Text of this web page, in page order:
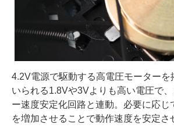
4.2V電源で駆動する高電圧モーターを
いられる1.8Vや3Vよりも高い電圧で
ー速度安定化回路と連動。必要に応じ
を増加させることで動作速度を安定さ